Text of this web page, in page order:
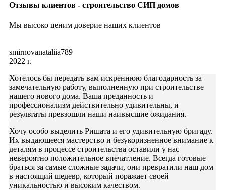
Отзывы клиентов - строительство СИП домов
Мы высоко ценим доверие наших клиентов
smirnovanataliia789
2022 г.
Хотелось бы передать вам искреннюю благодарность за
замечательную работу, выполненную при строительстве
нашего нового дома. Ваша преданность и
профессионализм действительно удивительны, и
результаты превзошли наши наивысшие ожидания.
Хочу особо выделить Ришата и его удивительную бригаду.
Их выдающееся мастерство и безукоризненное внимание к
деталям в процессе строительства оставили у нас
невероятно положительное впечатление. Всегда готовые
браться за самые сложные задачи, они превратили наш дом
в настоящий шедевр, который поражает своей
уникальностью и высоким качеством.